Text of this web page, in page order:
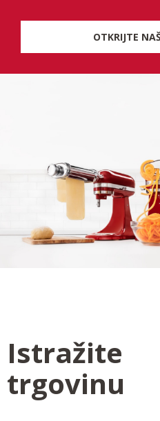
OTKRIJTE
Istražite
trgovinu